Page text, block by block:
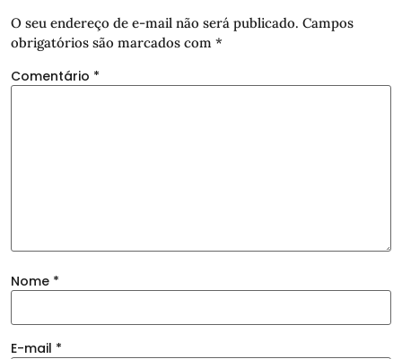
O seu endereço de e-mail não será publicado. Campos
obrigatórios são marcados com *
Comentário *
Nome *
E-mail *